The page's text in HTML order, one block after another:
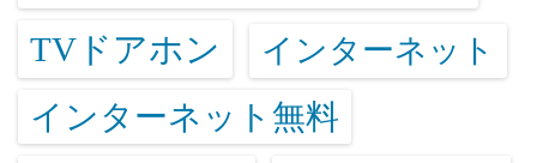
TVドアホン インターネット
インターネット無料